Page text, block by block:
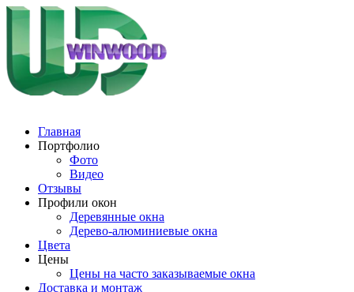
Главная
Портфолио
Фото
Видео
Отзывы
Профили окон
Деревянные окна
Дерево-алюминиевые окна
Цвета
Цены
Цены на часто заказываемые окна
Доставка и монтаж